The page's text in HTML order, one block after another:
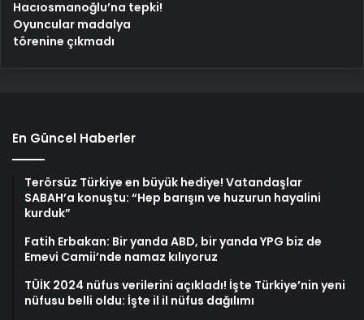
Hacıosmanoğlu’na tepki!
Oyuncular madalya
törenine çıkmadı
En Güncel Haberler
Terörsüz Türkiye en büyük hediye! Vatandaşlar
SABAH’a konuştu: “Hep barışın ve huzurun hayalini
kurduk”
Fatih Erbakan: Bir yanda ABD, bir yanda YPG biz de
Emevi Camii’nde namaz kılıyoruz
TÜİK 2024 nüfus verilerini açıkladı! İşte Türkiye’nin yeni
nüfusu belli oldu: İşte il il nüfus dağılımı